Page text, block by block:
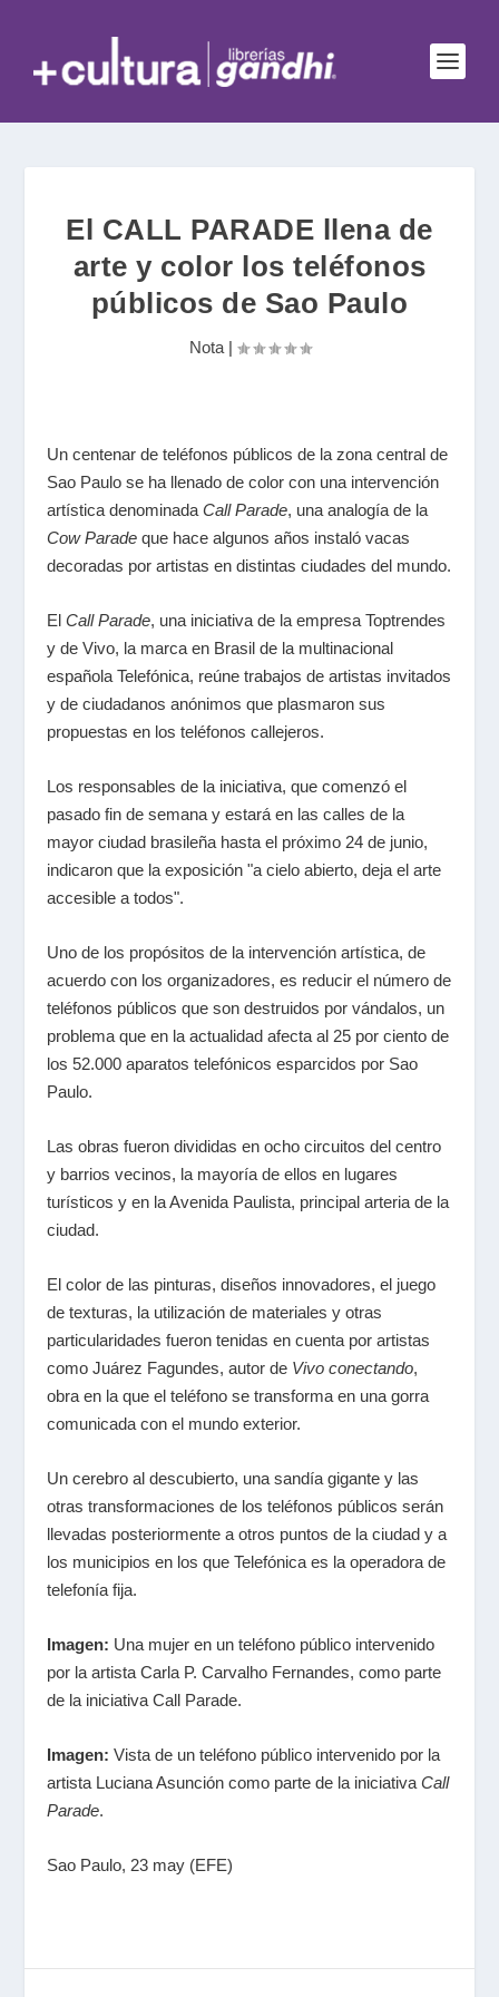
El CALL PARADE llena de
arte y color los teléfonos
públicos de Sao Paulo
Nota|
Un centenar de teléfonos públicos de la zona central de
Sao Paulo se ha llenado de color con una intervención
artística denominadaCall Parade, una analogía de la
Cow Parade que hace algunos años instaló vacas
decoradas por artistas en distintas ciudades del mundo.
ElCall Parade, una iniciativa de la empresa Toptrendes
y de Vivo, la marca en Brasil de la multinacional
española Telefónica, reúne trabajos de artistas invitados
y de ciudadanos anónimos que plasmaron sus
propuestas en los teléfonos callejeros.
Los responsables de la iniciativa, que comenzó el
pasado fin de semana y estará en las calles de la
mayor ciudad brasileña hasta el próximo 24 de junio,
indicaron que la exposición "a cielo abierto, deja el arte
accesible a todos".
Uno de los propósitos de la intervención artística, de
acuerdo con los organizadores, es reducir el número de
teléfonos públicos que son destruidos por vándalos, un
problema que en la actualidad afecta al 25 por ciento de
los 52.000 aparatos telefónicos esparcidos por Sao
Paulo.
Las obras fueron divididas en ocho circuitos del centro
y barrios vecinos, la mayoría de ellos en lugares
turísticos y en la Avenida Paulista, principal arteria de la
ciudad.
El color de las pinturas, diseños innovadores, el juego
de texturas, la utilización de materiales y otras
particularidades fueron tenidas en cuenta por artistas
como Juárez Fagundes, autor de Vivo conectando,
obra en la que el teléfono se transforma en una gorra
comunicada con el mundo exterior.
Un cerebro al descubierto, una sandía gigante y las
otras transformaciones de los teléfonos públicos serán
llevadas posteriormente a otros puntos de la ciudad y a
los municipios en los que Telefónica es la operadora de
telefonía fija.
Imagen: Una mujer en un teléfono público intervenido
por la artista Carla P. Carvalho Fernandes, como parte
de la iniciativa Call Parade.
Imagen: Vista de un teléfono público intervenido por la
artista Luciana Asunción como parte de la iniciativaCall
Parade.
Sao Paulo, 23 may (EFE)